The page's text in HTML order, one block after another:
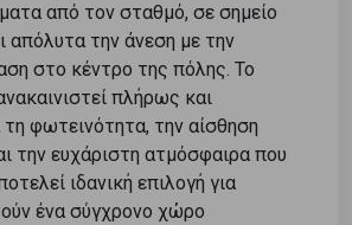
από τον σταθμό, σε σημείο
απόλυτα την άνεση με την
στο κέντρο της πόλης. Το
πλήρως και
τη φωτεινότητα, την αίσθηση
την ευχάριστη ατμόσφαιρα που
ιδανική επιλογή για
ένα σύγχρονο χώρο